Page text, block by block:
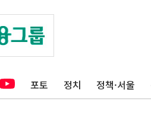
포토 정치 정책·서울